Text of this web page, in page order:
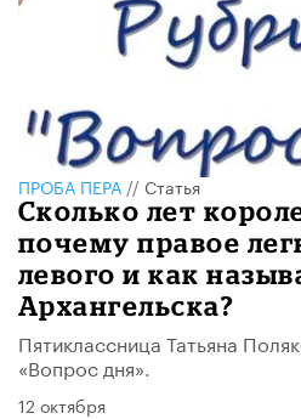
ПРОБА ПЕРА // Статья
Сколько лет
почему правое
левого и как
Архангельска?
Пятиклассница ​Татьяна
«Вопрос дня».
12 октября